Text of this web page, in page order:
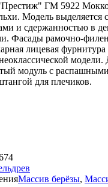
ГМ 5922 Мокко
Модель выделяется
и сдержанностью в
Фасады рамочно-
лицевая
модуль с
для плечиков.
Массив берёзы,